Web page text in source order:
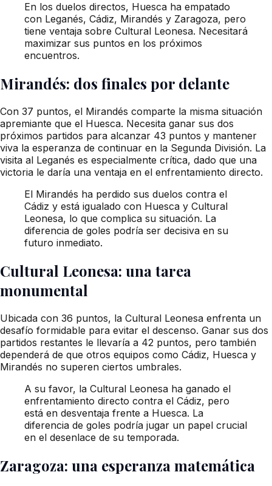
En los duelos directos, Huesca ha empatado
con Leganés, Cádiz, Mirandés y Zaragoza, pero
tiene ventaja sobre Cultural Leonesa. Necesitará
maximizar sus puntos en los próximos
encuentros.
Mirandés: dos finales por delante
Con 37 puntos, el Mirandés comparte la misma situación
apremiante que el Huesca. Necesita ganar sus dos
próximos partidos para alcanzar 43 puntos y mantener
viva la esperanza de continuar en la Segunda División. La
visita al Leganés es especialmente crítica, dado que una
victoria le daría una ventaja en el enfrentamiento directo.
El Mirandés ha perdido sus duelos contra el
Cádiz y está igualado con Huesca y Cultural
Leonesa, lo que complica su situación. La
diferencia de goles podría ser decisiva en su
futuro inmediato.
Cultural Leonesa: una tarea
monumental
Ubicada con 36 puntos, la Cultural Leonesa enfrenta un
desafío formidable para evitar el descenso. Ganar sus dos
partidos restantes le llevaría a 42 puntos, pero también
dependerá de que otros equipos como Cádiz, Huesca y
Mirandés no superen ciertos umbrales.
A su favor, la Cultural Leonesa ha ganado el
enfrentamiento directo contra el Cádiz, pero
está en desventaja frente a Huesca. La
diferencia de goles podría jugar un papel crucial
en el desenlace de su temporada.
Zaragoza: una esperanza matemática